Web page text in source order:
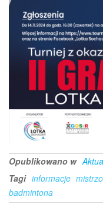
Opublikowano w
Tagi informacje
badmintona